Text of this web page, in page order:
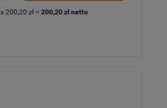
x200,20 zł =200,20 złnetto